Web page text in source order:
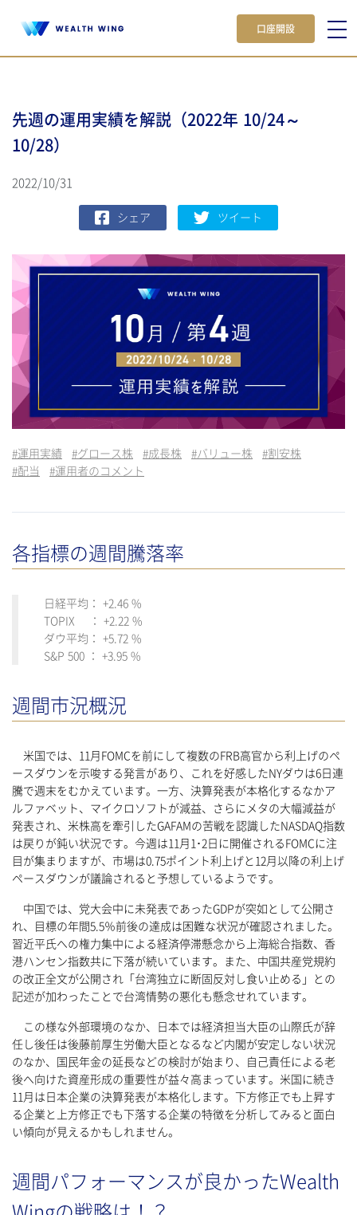
口座開設
先週の運用実績を解説（2022年 10/24～
10/28）
2022/10/31
シェア ツイート
#運用実績 #グロース株 #成長株 #バリュー株 #割安株
#配当 #運用者のコメント
各指標の週間騰落率
日経平均： +2.46 %
TOPIX ： +2.22 %
ダウ平均： +5.72 %
S&P 500 ： +3.95 %
週間市況概況
米国では、11月FOMCを前にして複数のFRB高官から利上げのペ
ースダウンを示唆する発言があり、これを好感したNYダウは6日連
騰で週末をむかえています。一方、決算発表が本格化するなかア
ルファベット、マイクロソフトが減益、さらにメタの大幅減益が
発表され、米株高を牽引したGAFAMの苦戦を認識したNASDAQ指数
は戻りが鈍い状況です。今週は11月1･2日に開催されるFOMCに注
目が集まりますが、市場は0.75ポイント利上げと12月以降の利上げ
ペースダウンが議論されると予想しているようです。
中国では、党大会中に未発表であったGDPが突如として公開さ
れ、目標の年間5.5％前後の達成は困難な状況が確認されました。
習近平氏への権力集中による経済停滞懸念から上海総合指数、香
港ハンセン指数共に下落が続いています。また、中国共産党規約
の改正全文が公開され「台湾独立に断固反対し食い止める」との
記述が加わったことで台湾情勢の悪化も懸念せれています。
この様な外部環境のなか、日本では経済担当大臣の山際氏が辞
任し後任は後藤前厚生労働大臣となるなど内閣が安定しない状況
のなか、国民年金の延長などの検討が始まり、自己責任による老
後へ向けた資産形成の重要性が益々高まっています。米国に続き
11月は日本企業の決算発表が本格化します。下方修正でも上昇す
る企業と上方修正でも下落する企業の特徴を分析してみると面白
い傾向が見えるかもしれません。
週間パフォーマンスが良かったWealth